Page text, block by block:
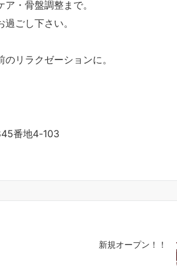
・骨盤調整まで。
ごし下さい。
リラクゼーションに。
番地4-103
新規オープン！！